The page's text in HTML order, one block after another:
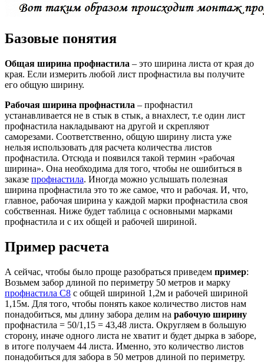
Базовые понятия
Общая ширина профнастила – это ширина листа от края до
края. Если измерить любой лист профнастила вы получите
его общую ширину.
Рабочая ширина профнастила – профнастил
устанавливается не в стык в стык, а внахлест, т.е один лист
профнастила накладывают на другой и скрепляют
саморезами. Соответственно, общую ширину листа уже
нельзя использовать для расчета количества листов
профнастила. Отсюда и появился такой термин «рабочая
ширина». Она необходима для того, чтобы не ошибиться в
заказе профнастила. Иногда можно услышать полезная
ширина профнастила это то же самое, что и рабочая. И, что,
главное, рабочая ширина у каждой марки профнастила своя
собственная. Ниже будет таблица с основными марками
профнастила и с их общей и рабочей шириной.
Пример расчета
А сейчас, чтобы было проще разобраться приведем пример:
Возьмем забор длиной по периметру 50 метров и марку
профнастила С8 с общей шириной 1,2м и рабочей шириной
1,15м. Для того, чтобы понять какое количество листов нам
понадобиться, мы длину забора делим на рабочую ширину
профнастила = 50/1,15 = 43,48 листа. Округляем в большую
сторону, иначе одного листа не хватит и будет дырка в заборе,
в итоге получаем 44 листа. Именно, это количество листов
понадобиться для забора в 50 метров длиной по периметру.